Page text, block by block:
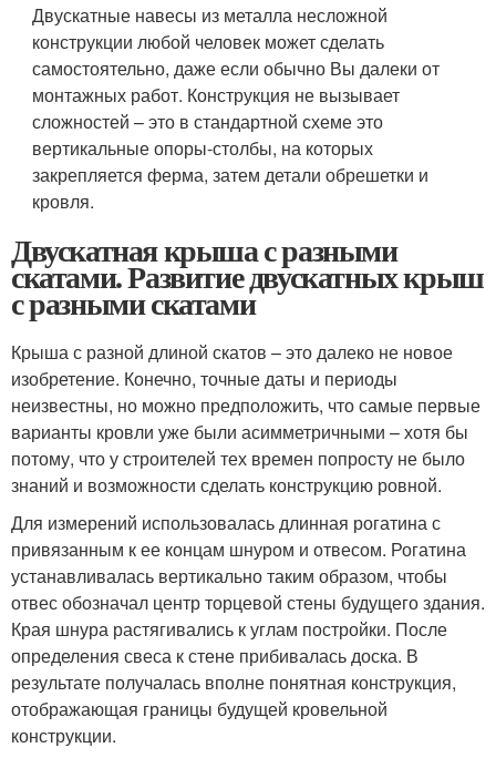
Двускатные навесы из металла несложной
конструкции любой человек может сделать
самостоятельно, даже если обычно Вы далеки от
монтажных работ. Конструкция не вызывает
сложностей – это в стандартной схеме это
вертикальные опоры-столбы, на которых
закрепляется ферма, затем детали обрешетки и
кровля.
Двускатная крыша с разными
скатами. Развитие двускатных крыш
с разными скатами
Крыша с разной длиной скатов – это далеко не новое
изобретение. Конечно, точные даты и периоды
неизвестны, но можно предположить, что самые первые
варианты кровли уже были асимметричными – хотя бы
потому, что у строителей тех времен попросту не было
знаний и возможности сделать конструкцию ровной.
Для измерений использовалась длинная рогатина с
привязанным к ее концам шнуром и отвесом. Рогатина
устанавливалась вертикально таким образом, чтобы
отвес обозначал центр торцевой стены будущего здания.
Края шнура растягивались к углам постройки. После
определения свеса к стене прибивалась доска. В
результате получалась вполне понятная конструкция,
отображающая границы будущей кровельной
конструкции.